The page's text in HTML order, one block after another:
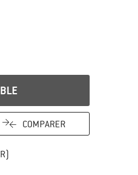
COMPARER
les informations de